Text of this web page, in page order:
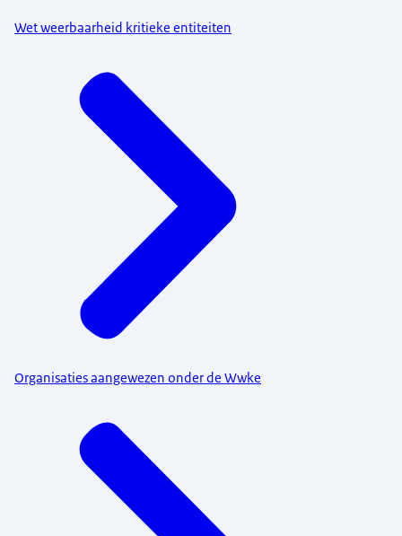
Wet weerbaarheid kritieke entiteiten
Organisaties aangewezen onder de Wwke